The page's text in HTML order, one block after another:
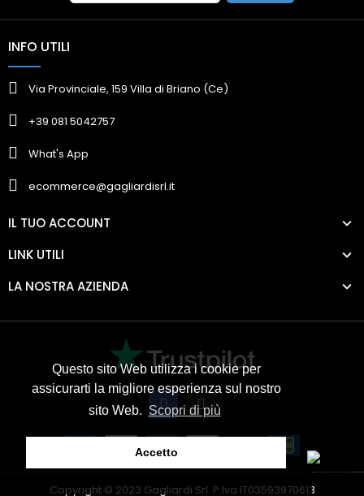
Questo sito Web utilizza i cookie per
assicurarti la migliore esperienza sul nostro
sito Web. Scopri di più
Accetto
INFO UTILI
Via Provinciale, 159 Villa di Briano (Ce)
+39 081 5042757
What's App
ecommerce@gagliardisrl.it
IL TUO ACCOUNT
LINK UTILI
LA NOSTRA AZIENDA
Copyright © 2023 Gagliardi Srl. P.Iva IT03593970613